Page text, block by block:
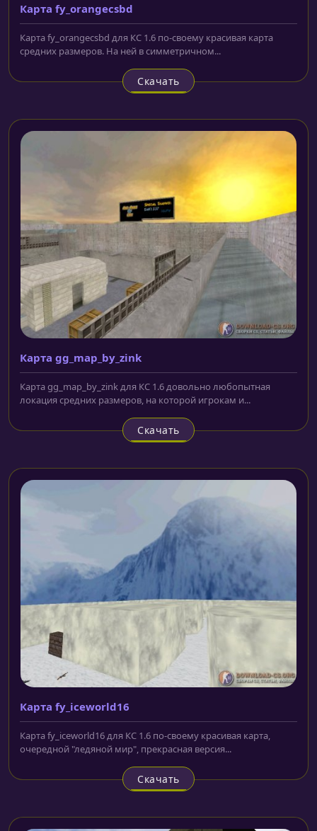
Карта fy_orangecsbd
Карта fy_orangecsbd для КС 1.6 по-своему красивая карта
средних размеров. На ней в симметричном...
Скачать
Карта gg_map_by_zink
Карта gg_map_by_zink для КС 1.6 довольно любопытная
локация средних размеров, на которой игрокам и...
Скачать
Карта fy_iceworld16
Карта fy_iceworld16 для КС 1.6 по-своему красивая карта,
очередной "ледяной мир", прекрасная версия...
Скачать